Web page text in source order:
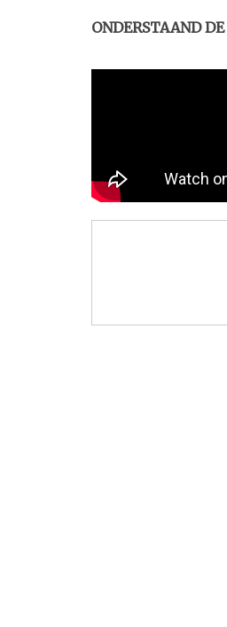
ONDERSTAAND